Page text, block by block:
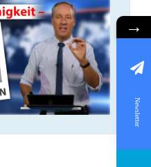
→
Newsletter